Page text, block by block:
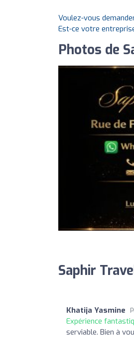
Voulez-vous
Est-ce votre
Photos de
Saphir
Khatija Yasmine
Expérience
serviable. Bien à